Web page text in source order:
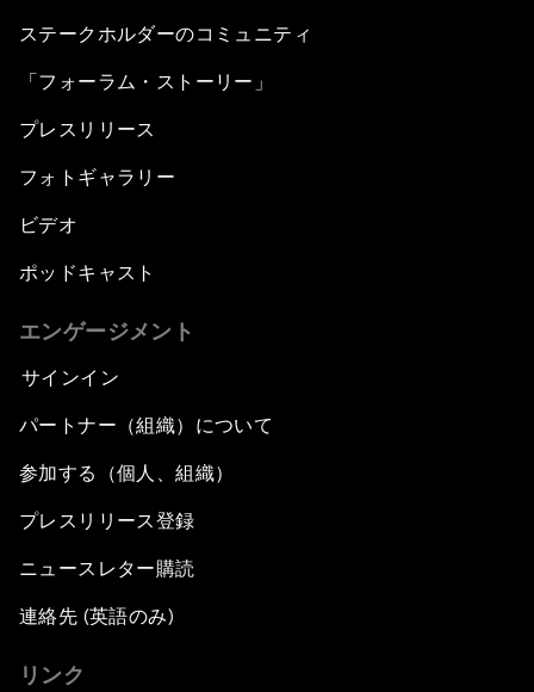
ステークホルダーのコミュニティ
「フォーラム・ストーリー」
プレスリリース
フォトギャラリー
ビデオ
ポッドキャスト
エンゲージメント
サインイン
パートナー（組織）について
参加する（個人、組織）
プレスリリース登録
ニュースレター購読
連絡先 (英語のみ)
リンク